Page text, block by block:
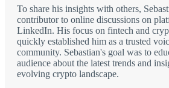
To share his insights with others,
contributor to online discussions on
LinkedIn. His focus on fintech and
quickly established him as a trusted
community. Sebastian's goal was to
audience about the latest trends and
evolving crypto landscape.